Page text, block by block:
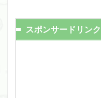
スポンサードリンク